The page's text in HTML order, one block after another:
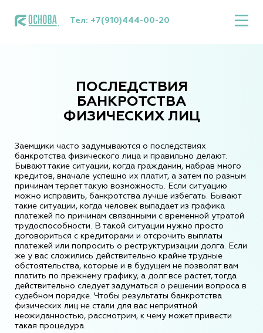
Тел: +7(910)444-00-20
ПОСЛЕДСТВИЯ
БАНКРОТСТВА
ФИЗИЧЕСКИХ ЛИЦ
Заемщики часто задумываются о последствиях
банкротства физического лица и правильно делают.
Бывают такие ситуации, когда гражданин, набрав много
кредитов, вначале успешно их платит, а затем по разным
причинам теряет такую возможность. Если ситуацию
можно исправить, банкротства лучше избегать. Бывают
такие ситуации, когда человек выпадает из графика
платежей по причинам связанными с временной утратой
трудоспособности. В такой ситуации нужно просто
договориться с кредиторами и отсрочить выплаты
платежей или попросить о реструктуризации долга. Если
же у вас сложились действительно крайне трудные
обстоятельства, которые и в будущем не позволят вам
платить по прежнему графику, а долг все растет, тогда
действительно следует задуматься о решении вопроса в
судебном порядке. Чтобы результаты банкротства
физических лиц не стали для вас неприятной
неожиданностью, рассмотрим, к чему может привести
такая процедура.